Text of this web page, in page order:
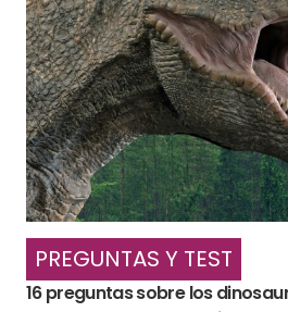
PREGUNTAS Y TEST
16 preguntas sobre los